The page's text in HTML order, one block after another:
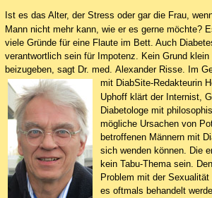
Ist es das Alter, der Stress oder gar die Frau,
Mann nicht mehr kann, wie er es gerne möchte?
viele Gründe für eine Flaute im Bett. Auch
verantwortlich sein für Impotenz. Kein Grund klein
beizugeben, sagt Dr. med. Alexander Risse. Im
mit DiabSite-Redakteurin
Uphoff klärt der Internist,
Diabetologe mit
mögliche Ursachen von
betroffenen Männern mit
sich wenden können. Die
kein Tabu-Thema sein.
Problem mit der
es oftmals behandelt